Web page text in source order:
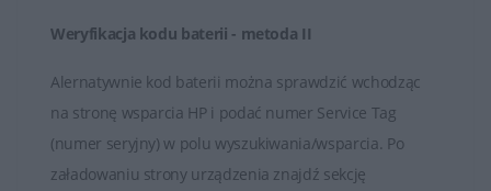
odpowiednie użytkowanie i pielęgnacja baterii, aby
Weryfikacja kodu baterii - metoda II
Alernatywnie kod baterii można sprawdzić wchodząc
na stronę wsparcia HP i podać numer Service Tag
(numer seryjny) w polu wyszukiwania/wsparcia. Po
załadowaniu strony urządzenia znajdź sekcję